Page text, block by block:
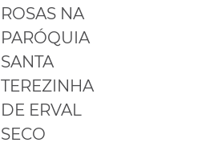
ROSAS NA
PARÓQUIA
SANTA
TEREZINHA
DE ERVAL
SECO